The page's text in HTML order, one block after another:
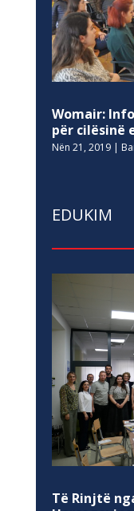
Womair:
për cilësinë
Nën 21, 2019|
EDUKIM
Të Rinjtë